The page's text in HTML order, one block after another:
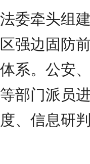
委牵头组
强边固防
系。公安
部门派员
、信息研